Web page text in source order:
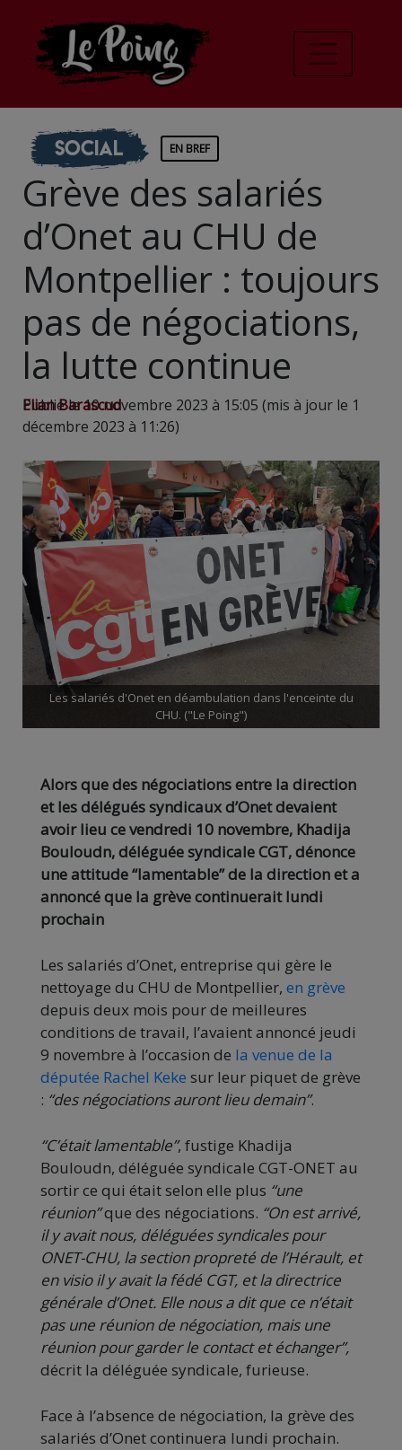
Social EN BREF
Grève des salariés
d’Onet au CHU de
Montpellier : toujours
pas de négociations,
la lutte continue
Elian Barascud
Publié le 10 novembre 2023 à 15:05 (mis à jour le 1
décembre 2023 à 11:26)
Les salariés d'Onet en déambulation dans l'enceinte du
CHU. ("Le Poing")
Alors que des négociations entre la direction
et les délégués syndicaux d’Onet devaient
avoir lieu ce vendredi 10 novembre, Khadija
Bouloudn, déléguée syndicale CGT, dénonce
une attitude “lamentable” de la direction et a
annoncé que la grève continuerait lundi
prochain
Les salariés d’Onet, entreprise qui gère le
nettoyage du CHU de Montpellier, en grève
depuis deux mois pour de meilleures
conditions de travail, l’avaient annoncé jeudi
9 novembre à l’occasion de la venue de la
députée Rachel Keke sur leur piquet de grève
: “des négociations auront lieu demain”.
“C’était lamentable”, fustige Khadija
Bouloudn, déléguée syndicale CGT-ONET au
sortir ce qui était selon elle plus “une
réunion”que des négociations. “On est arrivé,
il y avait nous, déléguées syndicales pour
ONET-CHU, la section propreté de l’Hérault, et
en visio il y avait la fédé CGT, et la directrice
générale d’Onet. Elle nous a dit que ce n’était
pas une réunion de négociation, mais une
réunion pour garder le contact et échanger”,
décrit la déléguée syndicale, furieuse.
Face à l’absence de négociation, la grève des
salariés d’Onet continuera lundi prochain.